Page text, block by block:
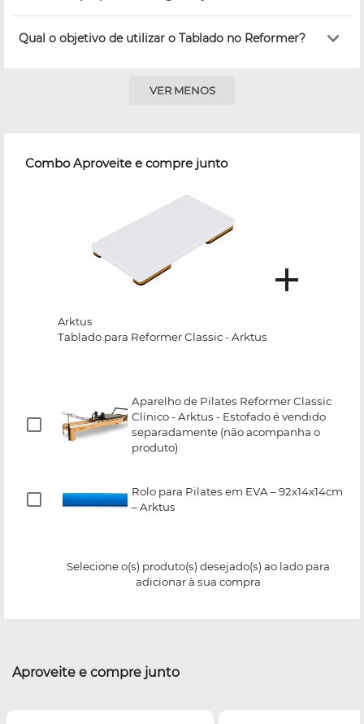
Qual o objetivo de utilizar o Tablado no Reformer?
VER MENOS
Combo Aproveite e compre junto
Arktus
Tablado para Reformer Classic - Arktus
Aparelho de Pilates Reformer Classic
Clínico - Arktus - Estofado é vendido
separadamente (não acompanha o
produto)
Rolo para Pilates em EVA – 92x14x14cm
– Arktus
Selecione o(s) produto(s) desejado(s) ao lado para
adicionar à sua compra
Aproveite e compre junto